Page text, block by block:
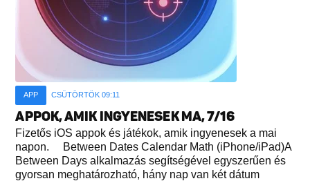
APP CSÜTÖRTÖK 09:11
APPOK, AMIK INGYENESEK MA, 7/16
Fizetős iOS appok és játékok, amik ingyenesek a mai
napon. Between Dates Calendar Math (iPhone/iPad)A
Between Days alkalmazás segítségével egyszerűen és
gyorsan meghatározható, hány nap van két dátum